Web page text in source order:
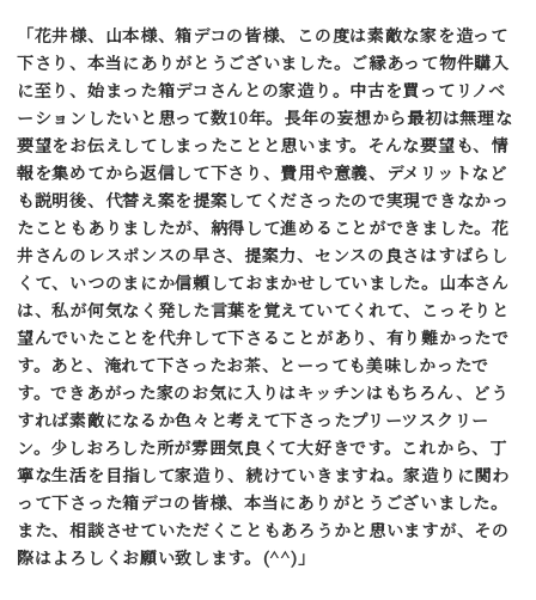
「花井様、山本様、箱デコの皆様、この度は素敵な家を造って
下さり、本当にありがとうございました。ご縁あって物件購入
に至り、始まった箱デコさんとの家造り。中古を買ってリノベ
ーションしたいと思って数10年。長年の妄想から最初は無理な
要望をお伝えしてしまったことと思います。そんな要望も、情
報を集めてから返信して下さり、費用や意義、デメリットなど
も説明後、代替え案を提案してくださったので実現できなかっ
たこともありましたが、納得して進めることができました。花
井さんのレスポンスの早さ、提案力、センスの良さはすばらし
くて、いつのまにか信頼しておまかせしていました。山本さん
は、私が何気なく発した言葉を覚えていてくれて、こっそりと
望んでいたことを代弁して下さることがあり、有り難かったで
す。あと、淹れて下さったお茶、とーっても美味しかったで
す。できあがった家のお気に入りはキッチンはもちろん、どう
すれば素敵になるか色々と考えて下さったプリーツスクリー
ン。少しおろした所が雰囲気良くて大好きです。これから、丁
寧な生活を目指して家造り、続けていきますね。家造りに関わ
って下さった箱デコの皆様、本当にありがとうございました。
また、相談させていただくこともあろうかと思いますが、その
際はよろしくお願い致します。(^^)」